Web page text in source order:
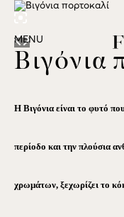
MENU
Βιγόνια
Η Βιγόνια είναι το φυτό
περίοδο και την πλούσια
χρωμάτων, ξεχωρίζει το